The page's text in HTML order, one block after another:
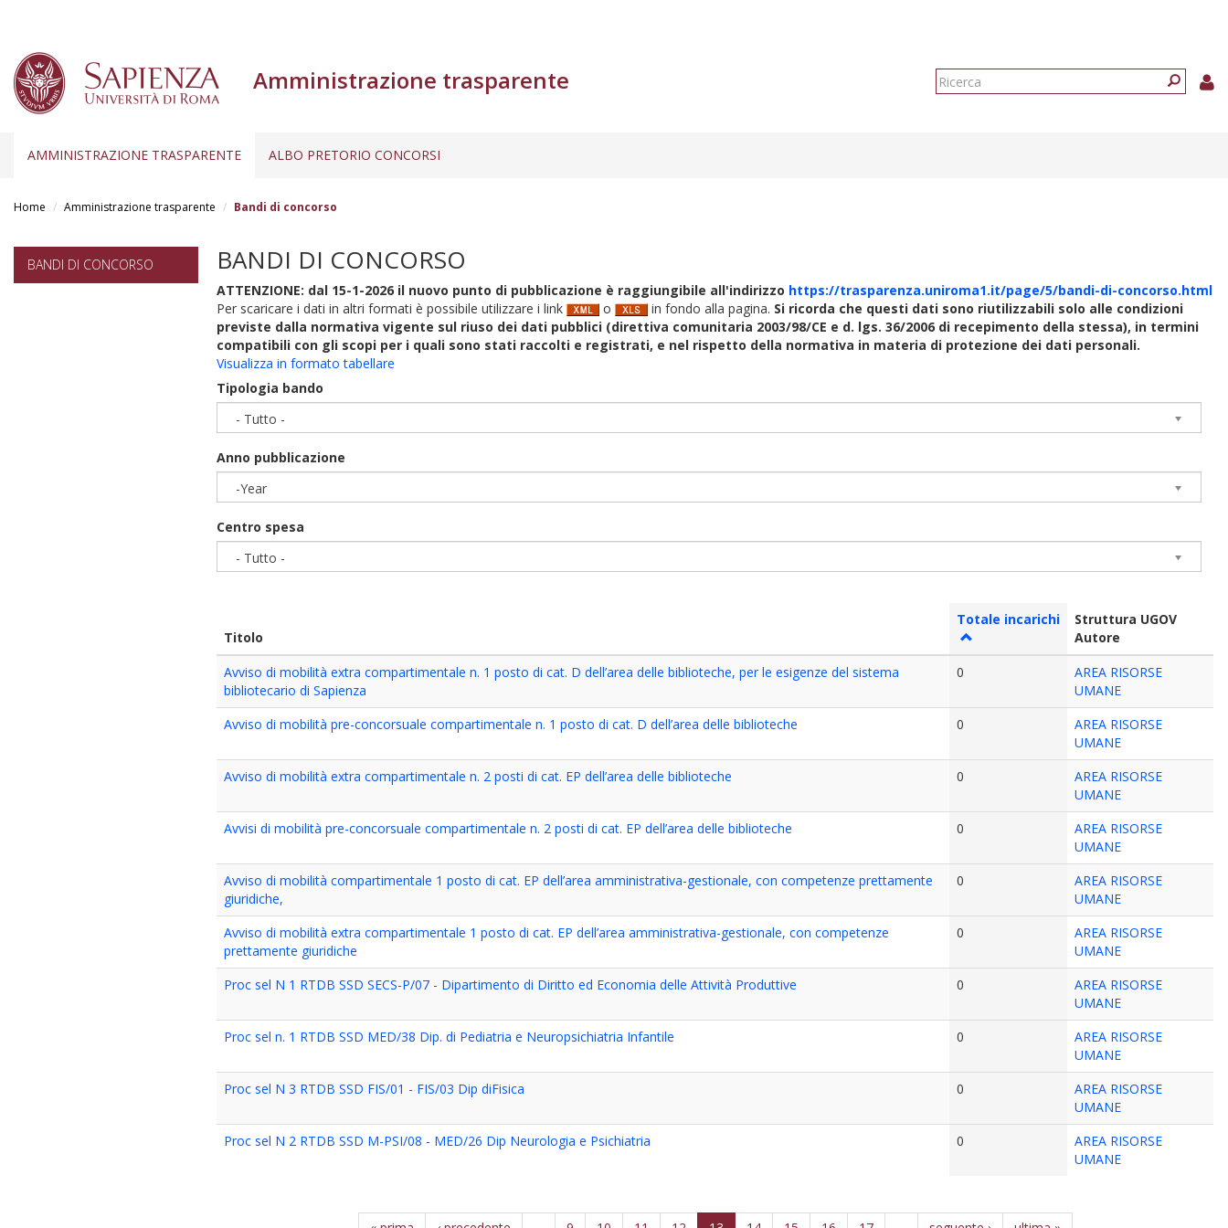
Amministrazione trasparente
Form
AMMINISTRAZIONE TRASPARENTE ALBO PRETORIO CONCORSI
Home Amministrazione trasparente Bandi di concorso
BANDI DI CONCORSO BANDI DI CONCORSO
ATTENZIONE: dal 15-1-2026 il nuovo punto di pubblicazione è raggiungibile all'indirizzo https://trasparenza.uniroma1.it/page/5/bandi-di-concorso.html
Per scaricare i dati in altri formati è possibile utilizzare i link
o in fondo alla pagina. Si ricorda che questi dati sono riutilizzabili solo alle condizioni
previste dalla normativa vigente sul riuso dei dati pubblici (direttiva comunitaria 2003/98/CE e d. lgs. 36/2006 di recepimento della stessa), in termini
compatibili con gli scopi per i quali sono stati raccolti e registrati, e nel rispetto della normativa in materia di protezione dei dati personali.
Visualizza in formato tabellare
Tipologia bando
- Tutto -
Anno pubblicazione
-Year
Centro spesa
- Tutto -
Titolo
Totale incarichi
Struttura UGOV
Autore
Avviso di mobilità extra compartimentale n. 1 posto di cat. D dell’area delle biblioteche, per le esigenze del sistema
bibliotecario di Sapienza
0
AREA RISORSE
UMANE
Avviso di mobilità pre-concorsuale compartimentale n. 1 posto di cat. D dell’area delle biblioteche
0
AREA RISORSE
UMANE
Avviso di mobilità extra compartimentale n. 2 posti di cat. EP dell’area delle biblioteche
0
AREA RISORSE
UMANE
Avvisi di mobilità pre-concorsuale compartimentale n. 2 posti di cat. EP dell’area delle biblioteche
0
AREA RISORSE
UMANE
Avviso di mobilità compartimentale 1 posto di cat. EP dell’area amministrativa-gestionale, con competenze prettamente
giuridiche,
0
AREA RISORSE
UMANE
Avviso di mobilità extra compartimentale 1 posto di cat. EP dell’area amministrativa-gestionale, con competenze
prettamente giuridiche
0
AREA RISORSE
UMANE
Proc sel N 1 RTDB SSD SECS-P/07 - Dipartimento di Diritto ed Economia delle Attività Produttive
0
AREA RISORSE
UMANE
Proc sel n. 1 RTDB SSD MED/38 Dip. di Pediatria e Neuropsichiatria Infantile
0
AREA RISORSE
UMANE
Proc sel N 3 RTDB SSD FIS/01 - FIS/03 Dip diFisica
0
AREA RISORSE
UMANE
Proc sel N 2 RTDB SSD M-PSI/08 - MED/26 Dip Neurologia e Psichiatria
0
AREA RISORSE
UMANE